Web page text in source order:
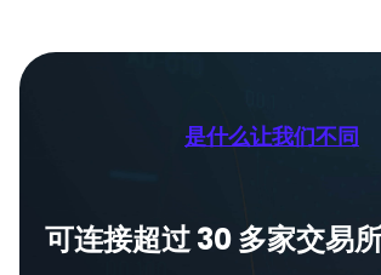
是什么让我们不同
可连接超过 30 多家交易